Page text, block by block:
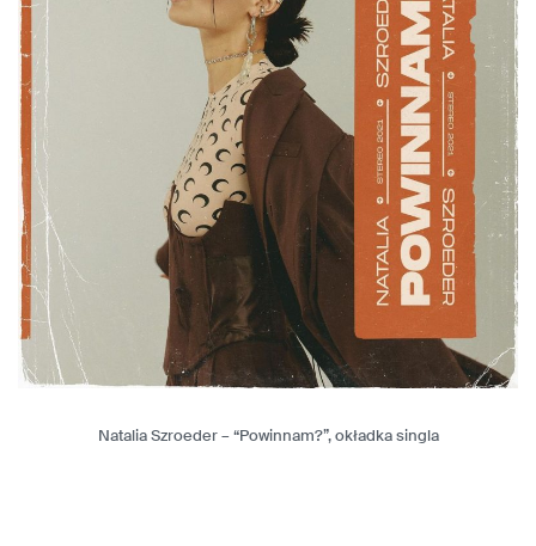
Natalia Szroeder – “Powinnam?”, okładka singla